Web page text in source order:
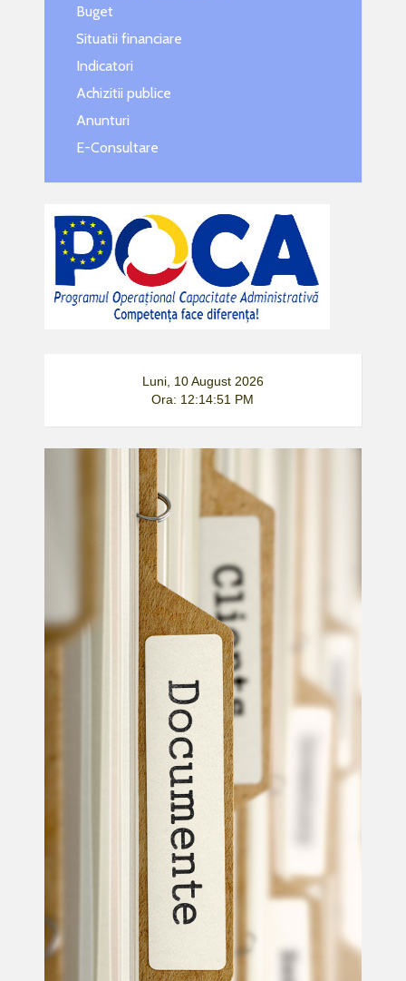
Buget
Situatii financiare
Indicatori
Achizitii publice
Anunturi
E-Consultare
Luni, 10 August 2026
Ora: 12:14:51 PM